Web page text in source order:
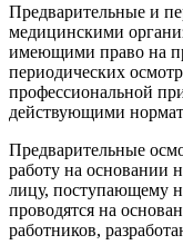
Предварительные и
медицинскими
имеющими право на
периодических
профессиональной
действующими
Предварительные
работу на основании
лицу, поступающему
проводятся на
работников,